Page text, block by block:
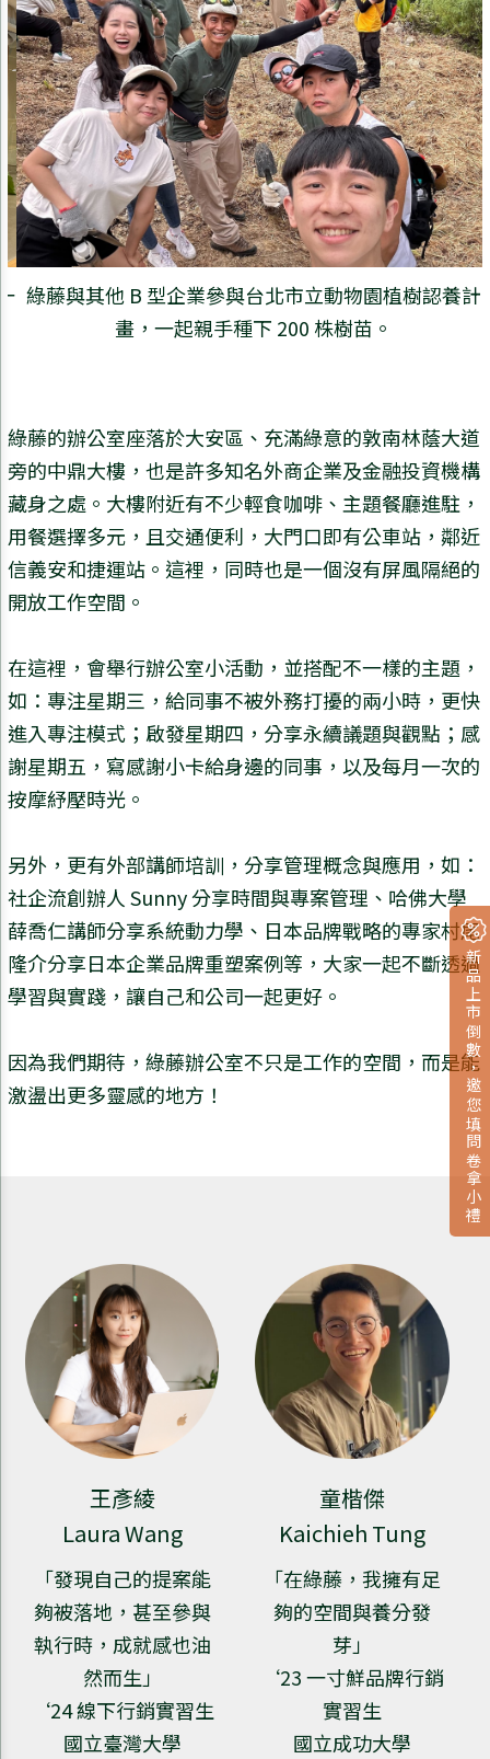
綠藤與其他 B 型企業參與台北市立動物園植樹認養計
畫，一起親手種下 200 株樹苗。
綠藤的辦公室座落於大安區、充滿綠意的敦南林蔭大道
旁的中鼎大樓，也是許多知名外商企業及金融投資機構
藏身之處。大樓附近有不少輕食咖啡、主題餐廳進駐，
用餐選擇多元，且交通便利，大門口即有公車站，鄰近
信義安和捷運站。這裡，同時也是一個沒有屏風隔絕的
開放工作空間。
在這裡，會舉行辦公室小活動，並搭配不一樣的主題，
如：專注星期三，給同事不被外務打擾的兩小時，更快
進入專注模式；啟發星期四，分享永續議題與觀點；感
謝星期五，寫感謝小卡給身邊的同事，以及每月一次的
按摩紓壓時光。
另外，更有外部講師培訓，分享管理概念與應用，如：
社企流創辦人 Sunny 分享時間與專案管理、哈佛大學
薛喬仁講師分享系統動力學、日本品牌戰略的專家村尾
隆介分享日本企業品牌重塑案例等，大家一起不斷透過
學習與實踐，讓自己和公司一起更好。
因為我們期待，綠藤辦公室不只是工作的空間，而是能
激盪出更多靈感的地方！
王彥綾
Laura Wang
「發現自己的提案能
夠被落地，甚至參與
執行時，成就感也油
然而生」
‘24 線下行銷實習生
國立臺灣大學
童楷傑
Kaichieh Tung
「在綠藤，我擁有足
夠的空間與養分發
芽」
‘23 一寸鮮品牌行銷
實習生
國立成功大學
新品上市倒數，邀您填問卷拿小禮